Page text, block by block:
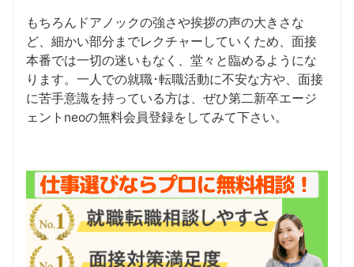
もちろんドアノックの強さや挨拶の声の大きさな
ど、細かい部分までレクチャーしていくため、面接
本番では一切の迷いもなく、堂々と臨めるようにな
ります。一人での就職･転職活動に不安な方や、面接
に苦手意識を持っている方は、ぜひ第二新卒エージ
ェントneoの無料会員登録をしてみて下さい。